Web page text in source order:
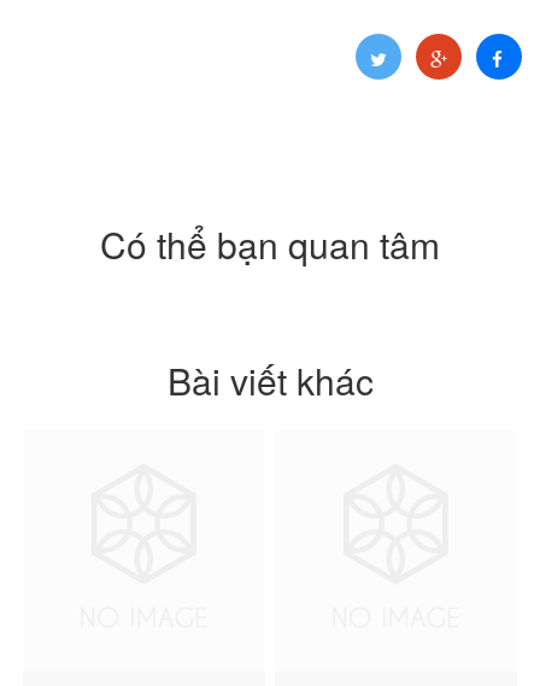
Có thể bạn quan tâm
Bài viết khác